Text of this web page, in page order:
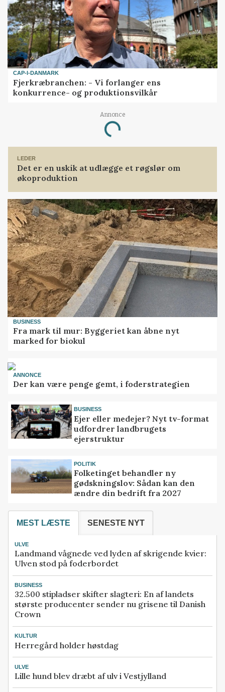
CAP-I-DANMARK
Fjerkræbranchen: - Vi forlanger ens
konkurrence- og produktionsvilkår
Annonce
Loading...
LEDER
Det er en uskik at udlægge et røgslør om
økoproduktion
BUSINESS
Fra mark til mur: Byggeriet kan åbne nyt
marked for biokul
ANNONCE
Der kan være penge gemt, i foderstrategien
BUSINESS
Ejer eller medejer? Nyt tv-format
udfordrer landbrugets
ejerstruktur
POLITIK
Folketinget behandler ny
gødskningslov: Sådan kan den
ændre din bedrift fra 2027
MEST LÆSTE SENESTE NYT
ULVE
Landmand vågnede ved lyden af skrigende kvier:
Ulven stod på foderbordet
BUSINESS
32.500 stipladser skifter slagteri: En af landets
største producenter sender nu grisene til Danish
Crown
KULTUR
Herregård holder høstdag
ULVE
Lille hund blev dræbt af ulv i Vestjylland